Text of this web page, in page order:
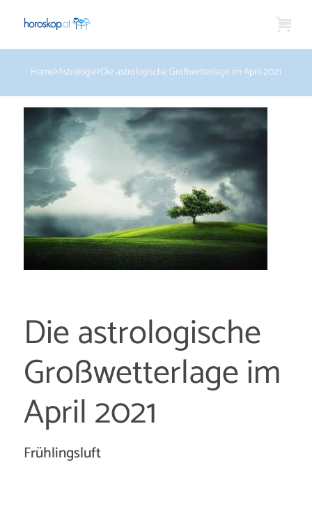
Home Astrologie Die astrologische Großwetterlage im April 2021
Die astrologische
Großwetterlage im
April 2021
Frühlingsluft